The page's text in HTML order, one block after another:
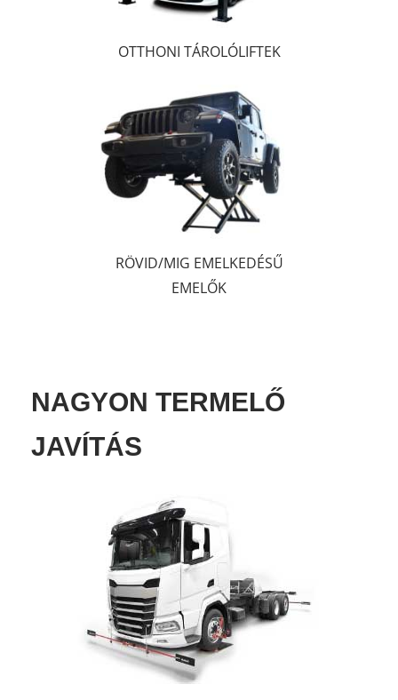
OTTHONI TÁROLÓLIFTEK
RÖVID/MIG EMELKEDÉSŰ
EMELŐK
NAGYON TERMELŐ
JAVÍTÁS